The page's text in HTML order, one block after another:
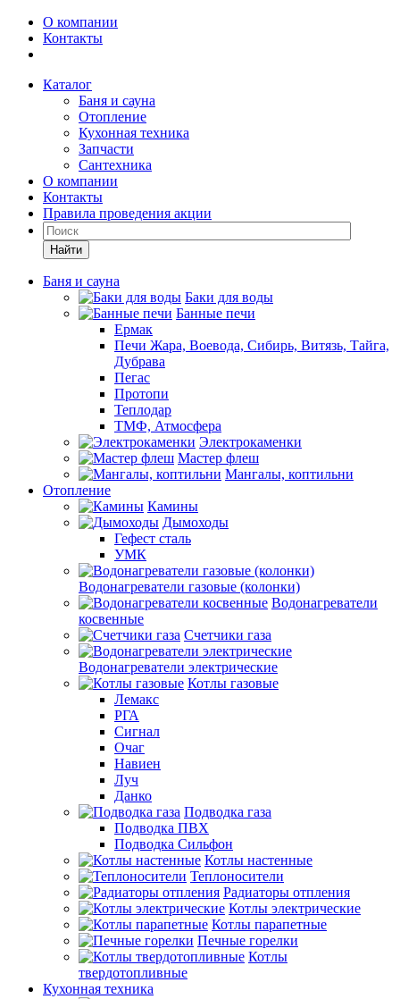
О компании
Контакты
Каталог
Баня и сауна
Отопление
Кухонная техника
Запчасти
Сантехника
О компании
Контакты
Правила проведения акции
Найти
Баня и сауна
Баки для воды
Банные печи
Ермак
Печи Жара, Воевода, Сибирь, Витязь, Тайга,
Дубрава
Пегас
Протопи
Теплодар
ТМФ, Атмосфера
Электрокаменки
Мастер флеш
Мангалы, коптильни
Отопление
Камины
Дымоходы
Гефест сталь
УМК
Водонагреватели газовые (колонки)
Водонагреватели
косвенные
Счетчики газа
Водонагреватели электрические
Котлы газовые
Лемакс
РГА
Сигнал
Очаг
Навиен
Луч
Данко
Подводка газа
Подводка ПВХ
Подводка Сильфон
Котлы настенные
Теплоносители
Радиаторы отпления
Котлы электрические
Котлы парапетные
Печные горелки
Котлы
твердотопливные
Кухонная техника